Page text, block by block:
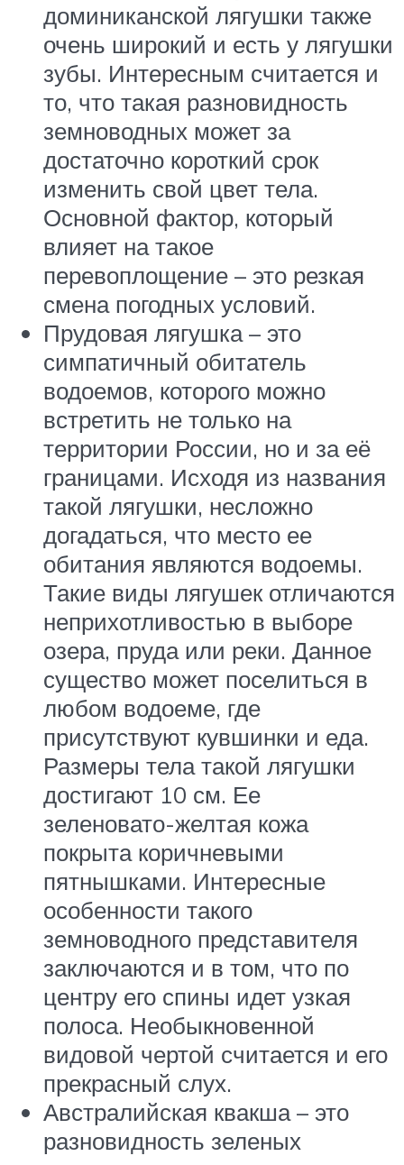
доминиканской лягушки также
очень широкий и есть у лягушки
зубы. Интересным считается и
то, что такая разновидность
земноводных может за
достаточно короткий срок
изменить свой цвет тела.
Основной фактор, который
влияет на такое
перевоплощение – это резкая
смена погодных условий.
Прудовая лягушка – это
симпатичный обитатель
водоемов, которого можно
встретить не только на
территории России, но и за её
границами. Исходя из названия
такой лягушки, несложно
догадаться, что место ее
обитания являются водоемы.
Такие виды лягушек отличаются
неприхотливостью в выборе
озера, пруда или реки. Данное
существо может поселиться в
любом водоеме, где
присутствуют кувшинки и еда.
Размеры тела такой лягушки
достигают 10 см. Ее
зеленовато-желтая кожа
покрыта коричневыми
пятнышками. Интересные
особенности такого
земноводного представителя
заключаются и в том, что по
центру его спины идет узкая
полоса. Необыкновенной
видовой чертой считается и его
прекрасный слух.
Австралийская квакша – это
разновидность зеленых